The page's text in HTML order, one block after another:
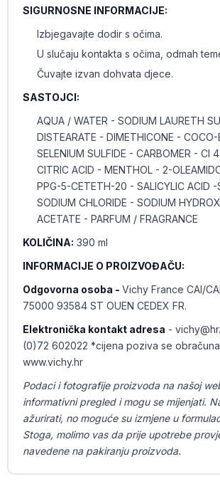
SIGURNOSNE INFORMACIJE:
Izbjegavajte dodir s očima.
U slučaju kontakta s očima, odmah
Čuvajte izvan dohvata djece.
SASTOJCI:
AQUA / WATER - SODIUM LAURETH
DISTEARATE - DIMETHICONE - COCO-
SELENIUM SULFIDE - CARBOMER -
CITRIC ACID - MENTHOL - 2-
PPG-5-CETETH-20 - SALICYLIC ACID -
SODIUM CHLORIDE - SODIUM
ACETATE - PARFUM / FRAGRANCE
KOLIČINA: 390 ml
INFORMACIJE O PROIZVOĐAČU:
Odgovorna osoba - Vichy France CAI/
75000 93584 ST OUEN CEDEX FR.
Elektronička kontakt adresa -
(0)72 602022 *cijena poziva se
www.vichy.hr
Podaci i fotografije proizvoda na našoj
informativni pregled i mogu se mijenjati.
ažurirati, no moguće su izmjene u
Stoga, molimo vas da prije upotrebe
navedene na pakiranju proizvoda.